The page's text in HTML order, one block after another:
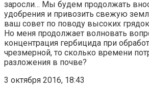
заросли… Мы будем продолжать
удобрения и привозить свежую
ваш совет по поводу высоких
Но меня продолжает волновать
концентрация гербицида при
чрезмерной, то сколько времени
разложения в почве?
3 октября 2016, 18:43